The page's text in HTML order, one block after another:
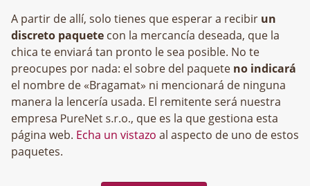
A partir de allí, solo tienes que esperar a recibir un
discreto paquete con la mercancía deseada, que la
chica te enviará tan pronto le sea posible. No te
preocupes por nada: el sobre del paquete no indicará
el nombre de «Bragamat» ni mencionará de ninguna
manera la lencería usada. El remitente será nuestra
empresa
, que es la que gestiona esta
página web. Echa un vistazo al aspecto de uno de estos
paquetes.